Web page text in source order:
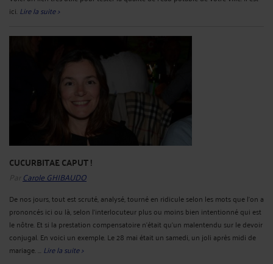
ici. Lire la suite >
CUCURBITAE CAPUT !
Par Carole GHIBAUDO
De nos jours, tout est scruté, analysé, tourné en ridicule selon les mots que l'on a
prononcés ici ou là, selon l'interlocuteur plus ou moins bien intentionné qui est
le nôtre. Et si la prestation compensatoire n'était qu'un malentendu sur le devoir
conjugal. En voici un exemple. Le 28 mai était un samedi, un joli après midi de
mariage. ... Lire la suite >